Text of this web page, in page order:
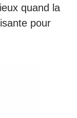
quand la
pour